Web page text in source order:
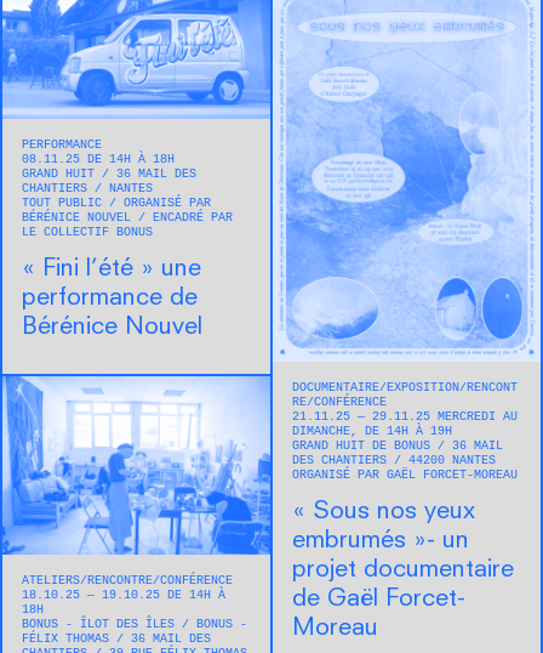
PERFORMANCE
08.11.25 DE 14H À 18H
GRAND HUIT
36 MAIL DES
CHANTIERS
NANTES
TOUT PUBLIC
ORGANISÉ PAR
BÉRÉNICE NOUVEL
ENCADRÉ PAR
LE COLLECTIF BONUS
« Fini l’été » une
performance de
Bérénice Nouvel
DOCUMENTAIRE EXPOSITION
RENCONT
RE/CONFÉRENCE
21.11.25 — 29.11.25 MERCREDI AU
DIMANCHE, DE 14H À 19H
GRAND HUIT DE BONUS
36 MAIL
DES CHANTIERS
44200 NANTES
ORGANISÉ PAR GAËL FORCET-MOREAU
« Sous nos yeux
embrumés »- un
projet documentaire
de Gaël Forcet-
Moreau
ATELIERS RENCONTRE/CONFÉRENCE
18.10.25 — 19.10.25 DE 14H À
18H
BONUS - ÎLOT DES ÎLES / BONUS -
FÉLIX THOMAS
36 MAIL DES